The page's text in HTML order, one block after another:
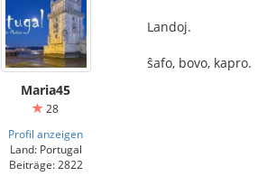
Maria45
28
Profil anzeigen
Land: Portugal
Beiträge: 2822
Landoj.
ŝafo, bovo, kapro.